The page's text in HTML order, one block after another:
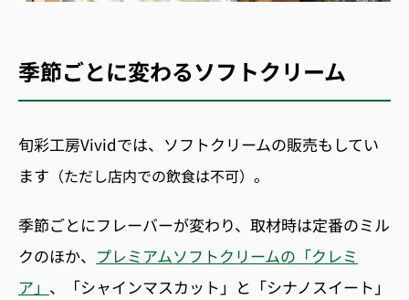
季節ごとに変わるソフトクリーム
旬彩工房Vividでは、ソフトクリームの販売もしてい
ます （ただし店内での飲食は不可） 。
季節ごとにフレーバーが変わり、取材時は定番のミル
クのほか、 プレミアムソフトクリームの「クレミ
ア」 、「シャインマスカット」と「シナノスイート」